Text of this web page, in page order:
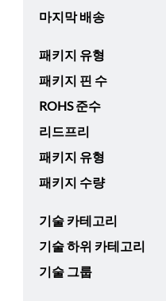
마지막 배송
패키지 유형
패키지 핀 수
ROHS 준수
리드프리
패키지 유형
패키지 수량
기술 카테고리
기술 하위 카테고리
기술 그룹